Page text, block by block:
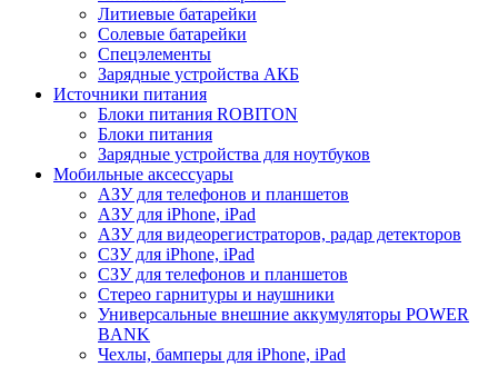
Литиевые батарейки
Солевые батарейки
Спецэлементы
Зарядные устройства АКБ
Источники питания
Блоки питания ROBITON
Блоки питания
Зарядные устройства для ноутбуков
Мобильные аксессуары
АЗУ для телефонов и планшетов
АЗУ для iPhone, iPad
АЗУ для видеорегистраторов, радар детекторов
СЗУ для iPhone, iPad
СЗУ для телефонов и планшетов
Стерео гарнитуры и наушники
Универсальные внешние аккумуляторы POWER
BANK
Чехлы, бамперы для iPhone, iPad